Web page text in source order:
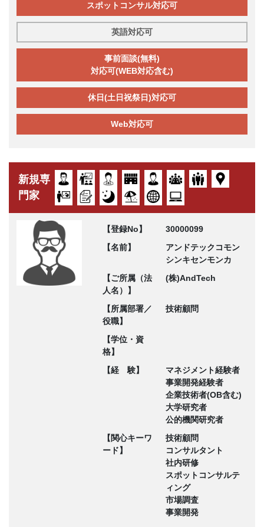
スポットコンサル対応可
英語対応可
事前面談(無料)
対応可(WEB対応含む)
休日(土日祝祭日)対応可
Web対応可
新規専
門家
【登録No】
30000099
【名前】
アンドテックコモン
シンキセンモンカ
【ご所属（法
人名）】
(株)AndTech
【所属部署／
役職】
技術顧問
【学位・資
格】
【経 験】
マネジメント経験者
事業開発経験者
企業技術者(OB含む)
大学研究者
公的機関研究者
【関心キーワ
ード】
技術顧問
コンサルタント
社内研修
スポットコンサルテ
ィング
市場調査
事業開発